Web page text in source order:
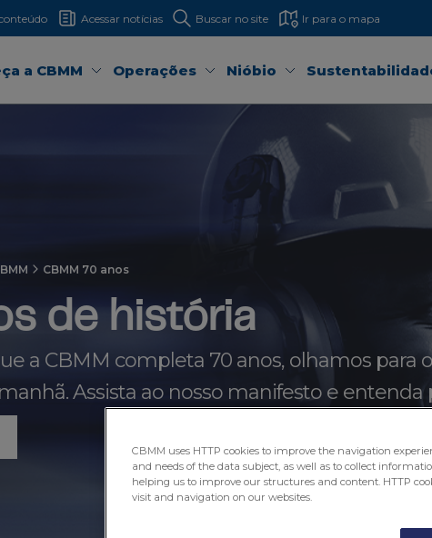
Acessar notícias Buscar no site Ir para o mapa
a CBMM Operações Nióbio
CBMM 70 anos
de história
a CBMM completa 70 anos, olhamos
Assista ao nosso manifesto e
CBMM uses HTTP cookies to improve the navigation
and needs of the data subject, as well as to collect
helping us to improve our structures and content. HTTP
visit and navigation on our websites.